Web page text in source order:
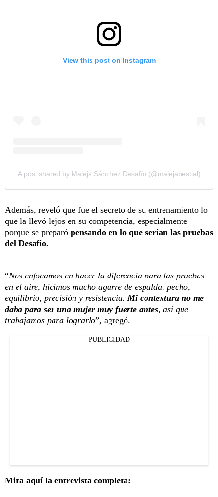
View this post on Instagram
A post shared by Maleja Sánchez Desafío (@malejabestial)
Además, reveló que fue el secreto de su entrenamiento lo
que la llevó lejos en su competencia, especialmente
porque se preparó pensando en lo que serían las pruebas
del Desafío.
“Nos enfocamos en hacer la diferencia para las pruebas
en el aire, hicimos mucho agarre de espalda, pecho,
equilibrio, precisión y resistencia. Mi contextura no me
daba para ser una mujer muy fuerte antes, así que
trabajamos para lograrlo”, agregó.
PUBLICIDAD
Mira aquí la entrevista completa: